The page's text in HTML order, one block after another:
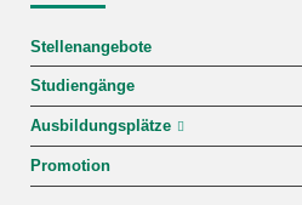
Stellenangebote
Studiengänge
Ausbildungsplätze
Promotion